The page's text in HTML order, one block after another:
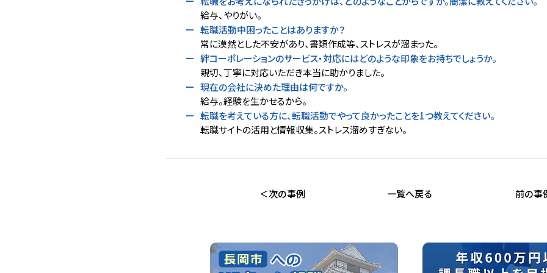
給与、やりがい。
転職活動中困ったことはありますか？
常に漠然とした不安があり、書類作成等、ストレスが溜まった。
絆コーポレーションのサービス・対応にはどのような印象をお持ちでしょうか。
親切、丁寧に対応いただき本当に助かりました。
現在の会社に決めた理由は何ですか。
給与。経験を生かせるから。
転職を考えている方に、転職活動でやって良かったことを1つ教えてください。
転職サイトの活用と情報収集。ストレス溜めすぎない。
次の事例 一覧へ戻る 前の事